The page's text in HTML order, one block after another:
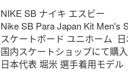
NIKE SB ナイキ エスビー
Nike SB Para Japan Kit Men's
スケートボード ユニホーム
国内スケートショップにて購
日本代表 堀米 選手着用モデル